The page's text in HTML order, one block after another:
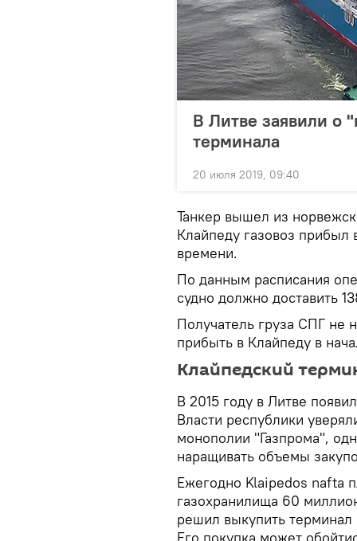
В Литве заявили о
терминала
20 июля 2019, 09:40
Танкер вышел из
Клайпеду газовоз прибыл
времени.
По данным расписания
судно должно доставить
Получатель груза СПГ не
прибыть в Клайпеду в
Клайпедский
В 2015 году в Литве
Власти республики
монополии "Газпрома",
наращивать объемы
Ежегодно Klaipedos nafta
газохранилища 60
решил выкупить терминал